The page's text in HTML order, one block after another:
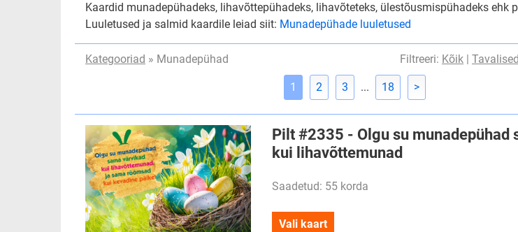
Kaardid munadepühadeks, lihavõttepühadeks, lihavõteteks, ülestõusmispühadeks ehk
Luuletused ja salmid kaardile leiad siit: Munadepühade luuletused
Kategooriad » Munadepühad Filtreeri: Kõik | Tavalised
1 2 3 ... 18 >
Pilt #2335 - Olgu su munadepühad
kui lihavõttemunad
Saadetud: 55 korda
Vali kaart